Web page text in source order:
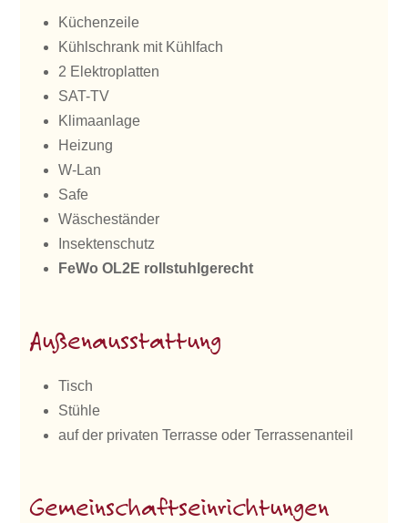
Küchenzeile
Kühlschrank mit Kühlfach
2 Elektroplatten
SAT-TV
Klimaanlage
Heizung
W-Lan
Safe
Wäscheständer
Insektenschutz
FeWo OL2E rollstuhlgerecht
Außenausstattung
Tisch
Stühle
auf der privaten Terrasse oder Terrassenanteil
Gemeinschaftseinrichtungen